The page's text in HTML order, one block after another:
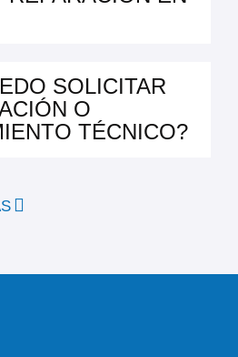
SOLICITAR
O
TÉCNICO?